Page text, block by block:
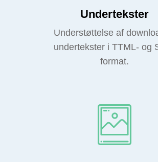
Undertekster
Understøttelse af
undertekster i TTML- og
format.